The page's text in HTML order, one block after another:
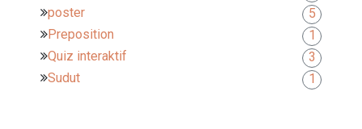
poster
5
Preposition
1
Quiz interaktif
3
Sudut
1